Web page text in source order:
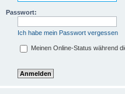
Passwort:
Ich habe mein Passwort vergessen
Meinen Online-Status während